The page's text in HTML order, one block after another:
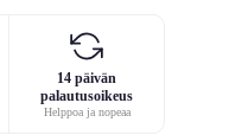
14 päivän
palautusoikeus
Helppoa ja nopeaa